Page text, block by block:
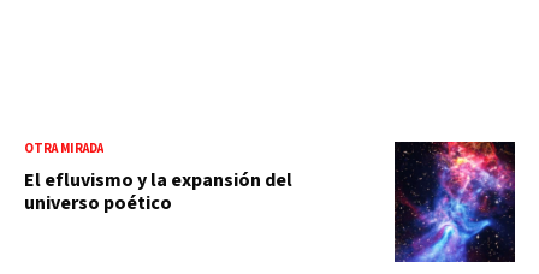
OTRA MIRADA
El efluvismo y la expansión del
universo poético